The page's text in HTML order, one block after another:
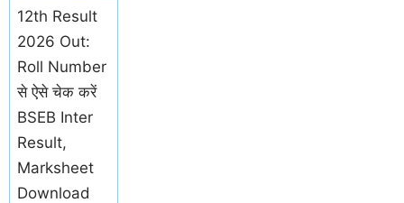
12th Result
2026 Out:
Roll Number
से ऐसे चेक करें
BSEB Inter
Result,
Marksheet
Download